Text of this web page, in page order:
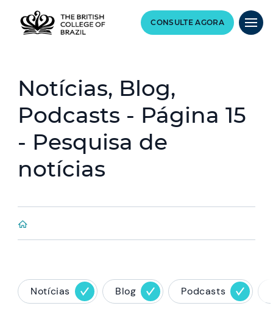
CONSULTE AGORA
Notícias, Blog,
Podcasts - Página 15
- Pesquisa de
notícias
Notícias Blog Podcasts